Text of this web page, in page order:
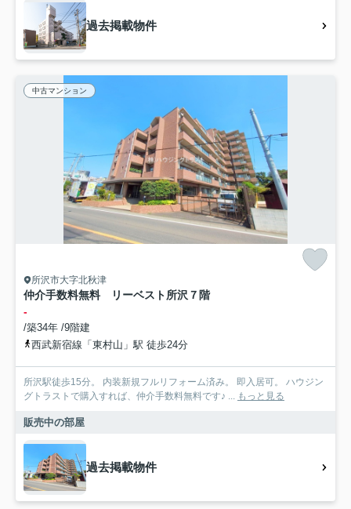
過去掲載物件
中古マンション
所沢市大字北秋津
仲介手数料無料 リーベスト所沢７階
-
/築34年 /9階建
西武新宿線「東村山」駅 徒歩24分
所沢駅徒歩15分。 内装新規フルリフォーム済み。 即入居可。 ハウジン
グトラストで購入すれば、仲介手数料無料です♪ ... もっと見る
販売中の部屋
過去掲載物件